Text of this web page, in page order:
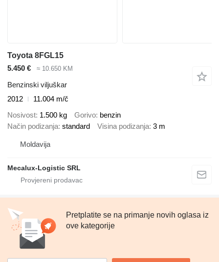
Toyota 8FGL15
5.450 €
≈ 10.650 KM
Benzinski viljuškar
2012
11.004 m/č
Nosivost 1.500 kg Gorivo benzin
Način podizanja standard Visina podizanja 3 m
Moldavija
Mecalux-Logistic SRL
Pretplatite se na primanje novih oglasa iz
ove kategorije